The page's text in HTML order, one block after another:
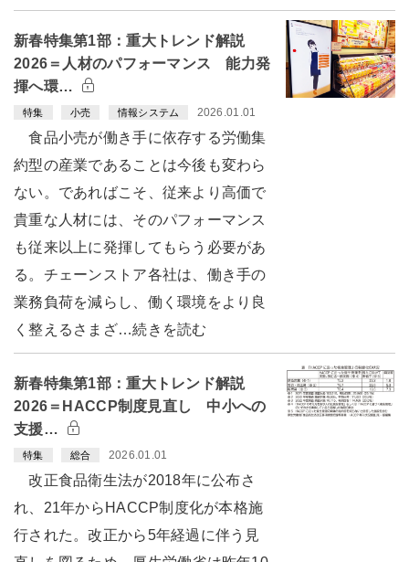
新春特集第1部：重大トレンド解説
2026＝人材のパフォーマンス 能力発
揮へ環…
特集 小売 情報システム 2026.01.01
食品小売が働き手に依存する労働集
約型の産業であることは今後も変わら
ない。であればこそ、従来より高価で
貴重な人材には、そのパフォーマンス
も従来以上に発揮してもらう必要があ
る。チェーンストア各社は、働き手の
業務負荷を減らし、働く環境をより良
く整えるさまざ…続きを読む
新春特集第1部：重大トレンド解説
2026＝HACCP制度見直し 中小への
支援…
特集 総合 2026.01.01
改正食品衛生法が2018年に公布さ
れ、21年からHACCP制度化が本格施
行された。改正から5年経過に伴う見